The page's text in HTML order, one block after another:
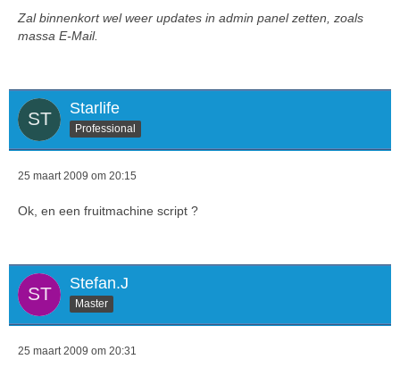
Zal binnenkort wel weer updates in admin panel zetten, zoals
massa E-Mail.
Starlife
Professional
25 maart 2009 om 20:15
Ok, en een fruitmachine script ?
Stefan.J
Master
25 maart 2009 om 20:31